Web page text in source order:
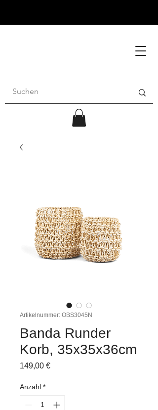
Artikelnummer: OBS3045N
Banda Runder
Korb, 35x35x36cm
149,00 €Preis
Anzahl *